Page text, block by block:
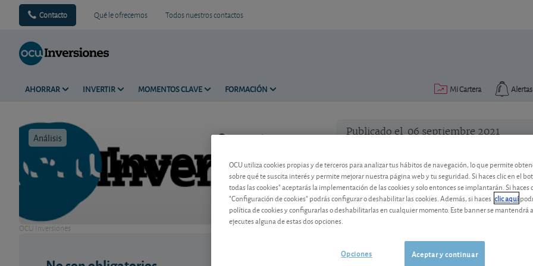
Contacto Qué le ofrecemos Todos nuestros contactos
AHORRAR INVERTIR MOMENTOS CLAVE FORMACIÓN Alertas
Mi Cartera
Análisis Tiempo de lectura: 2 min.
OCU Inversiones
Publicado el 06 septiembre 2021
Invertir en acciones ¿para
Con la baja rentabilidad de bonos y
que es interesante invertir en
a uno de los interrogantes que llega a
OCU utiliza cookies propias y de terceros para analizar tus hábitos de navegación, lo que permite
sobre qué te suscita interés y permite mejorar nuestra página web y tu seguridad. Si haces clic en el
todas las cookies" aceptarás la implementación de las cookies y solo entonces se implantarán. Si haces
"Configuración de cookies" podrás configurar o deshabilitar las cookies. Además, si haces clic aquí
política de cookies y configurarlas o deshabilitarlas en cualquier momento. Este banner se mantendrá
ejecutes alguna de estas dos opciones.
Aceptar y continuar
Opciones